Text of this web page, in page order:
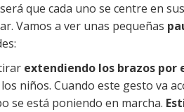
que cada uno se centre en
Vamos a ver unas pequeñas
extendiendo los brazos por
niños. Cuando este gesto va
se está poniendo en marcha.